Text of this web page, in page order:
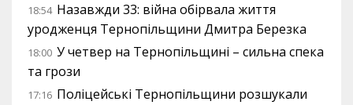
18:54 Назавжди 33: війна обірвала життя
уродженця Тернопільщини Дмитра Березка
18:00 У четвер на Тернопільщині – сильна спека
та грози
17:16 Поліцейські Тернопільщини розшукали